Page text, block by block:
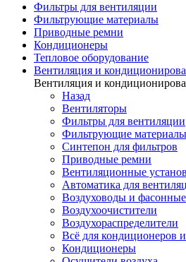
Фильтры для вентиляции
Фильтрующие материалы
Приводные ремни
Кондиционеры
Тепловое оборудование
Вентиляция и
Вентиляция и
Назад
Вентиляторы
Фильтры для вентиляции
Фильтрующие материалы
Синтепон для фильтров
Приводные ремни
Вентиляционные
Автоматика для
Воздуховоды и
Воздухоочистители
Воздухораспределители
Всё для кондиционеров
Кондиционеры